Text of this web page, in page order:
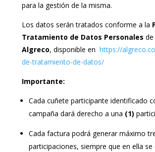
para la gestión de la misma.
Los datos serán tratados conforme a la
Tratamiento de Datos Personales de
Algreco, disponible en https://
de-tratamiento-de-datos/
Importante:
Cada cuñete participante identificado
campaña dará derecho a una (1)
Cada factura podrá generar máximo
participaciones, siempre que en ella se